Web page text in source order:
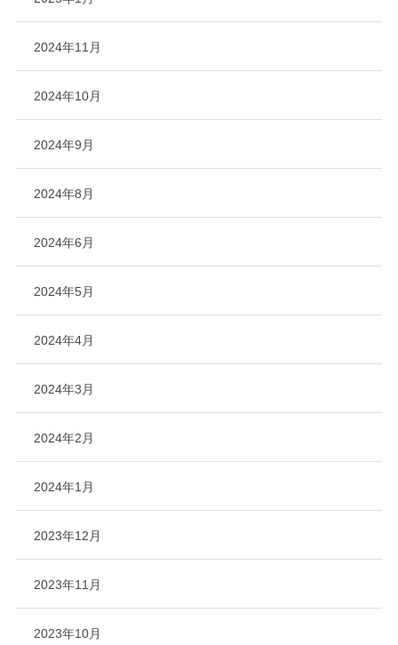
2024年11月
2024年10月
2024年9月
2024年8月
2024年6月
2024年5月
2024年4月
2024年3月
2024年2月
2024年1月
2023年12月
2023年11月
2023年10月